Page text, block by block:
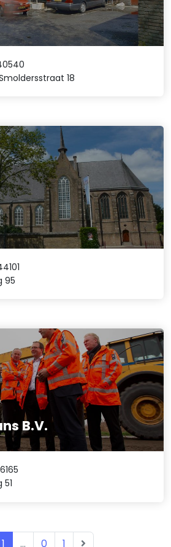
18
95
B.V.
1 ... 0 1